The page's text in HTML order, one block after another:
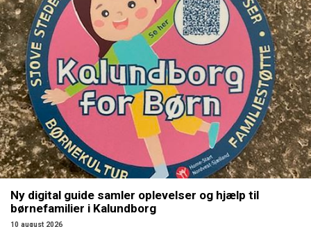
Ny digital guide samler oplevelser og hjælp til
børnefamilier i Kalundborg
10 august 2026